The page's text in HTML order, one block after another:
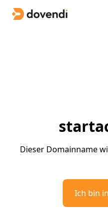
Dieser Domainname
Ich bin